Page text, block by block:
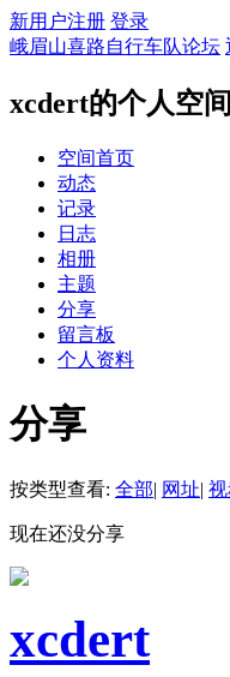
新用户注册 登录
峨眉山喜路自行车队论坛
xcdert的个人空间
空间首页
动态
记录
日志
相册
主题
分享
留言板
个人资料
分享
按类型查看: 全部| 网址|
现在还没分享
xcdert